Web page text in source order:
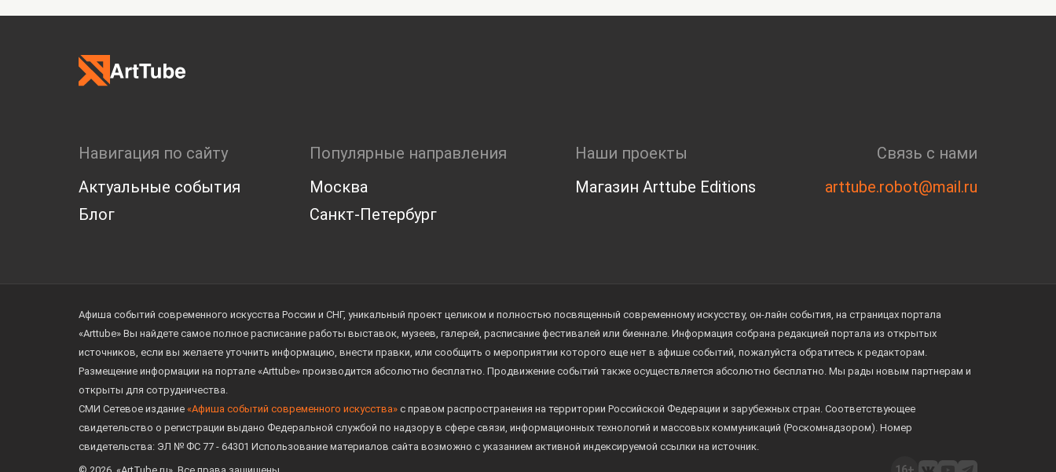
Навигация по сайту
Актуальные события
Блог
Популярные направления
Москва
Санкт-Петербург
Наши проекты
Магазин Arttube Editions
Связь с нами
arttube.robot@mail.ru
Афиша событий современного искусства России и СНГ, уникальный проект целиком и полностью посвященный современному искусству, он-лайн события, на страницах портала
«Arttube» Вы найдете самое полное расписание работы выставок, музеев, галерей, расписание фестивалей или биеннале. Информация собрана редакцией портала из открытых
источников, если вы желаете уточнить информацию, внести правки, или сообщить о мероприятии которого еще нет в афише событий, пожалуйста обратитесь к редакторам.
Размещение информации на портале «Arttube» производится абсолютно бесплатно. Продвижение событий также осуществляется абсолютно бесплатно. Мы рады новым партнерам и
открыты для сотрудничества.
СМИ Сетевое издание «Афиша событий современного искусства» с правом распространения на территории Российской Федерации и зарубежных стран. Соответствующее
свидетельство о регистрации выдано Федеральной службой по надзору в сфере связи, информационных технологий и массовых коммуникаций (Роскомнадзором). Номер
свидетельства: ЭЛ № ФС 77 - 64301 Использование материалов сайта возможно с указанием активной индексируемой ссылки на источник.
© 2026. «ArtTube.ru». Все права защищены.